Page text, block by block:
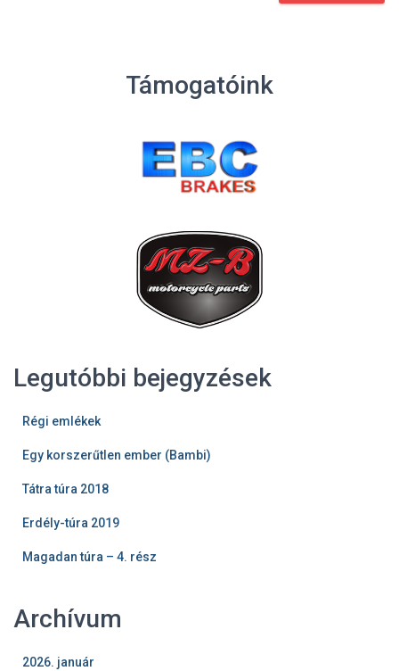
Támogatóink
Legutóbbi bejegyzések
Régi emlékek
Egy korszerűtlen ember (Bambi)
Tátra túra 2018
Erdély-túra 2019
Magadan túra – 4. rész
Archívum
2026. január